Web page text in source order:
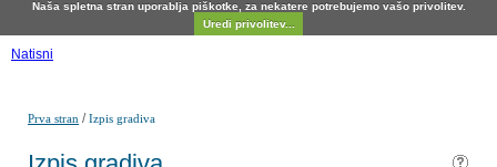
Naša spletna stran uporablja piškotke, za nekatere potrebujemo vašo privolitev.
Uredi privolitev...
Natisni
Prva stran /Izpis gradiva